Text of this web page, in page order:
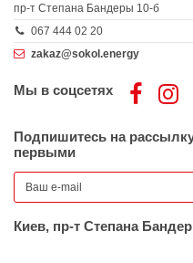
пр-т Степана Бандеры 10-б
067 444 02 20
zakaz@sokol.energy
Мы в соцсетях
Подпишитесь на
первыми
Киев, пр-т Степана